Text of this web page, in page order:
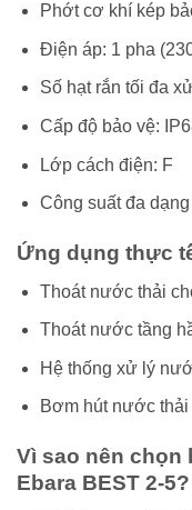
Phớt cơ khí kép
Điện áp: 1 pha
Số hạt rắn tối đa
Cấp độ bảo vệ:
Lớp cách điện: F
Công suất đa
Ứng dụng thực
Thoát nước thải
Thoát nước tầng
Hệ thống xử lý
Bơm hút nước
Vì sao nên chọn
Ebara BEST 2-5?